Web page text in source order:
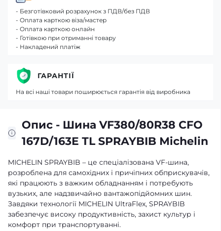
Опис - Шина VF380/80R38 CFO
167D/163E TL SPRAYBIB Michelin
MICHELIN SPRAYBIB – це спеціалізована VF-шина,
розроблена для самохідних і причіпних обприскувачів,
які працюють з важким обладнанням і потребують
вузьких, але надзвичайно вантажопідйомних шин.
Завдяки технології MICHELIN UltraFlex, SPRAYBIB
забезпечує високу продуктивність, захист культур і
комфорт при транспортуванні.
- Безготівковий розрахунок з ПДВ/без ПДВ
- Оплата карткою віза/мастер
- Оплата карткою онлайн
- Готівкою при отриманні товару
- Накладений платіж
ГАРАНТІЇ
На всі наші товари поширюється гарантія від виробника